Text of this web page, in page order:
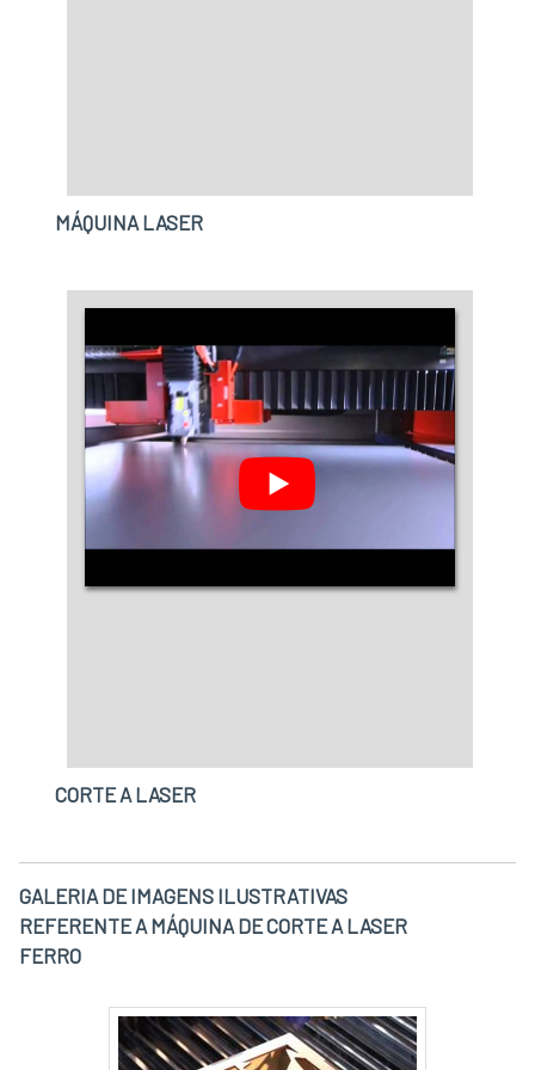
por contar com escritório de alta qualidade
associados e profissionais com vasta
experiência na área de atuação, comprova sua
essência de trazer o melhor para todos os
clientes.
MÁQUINA LASER
CORTE A LASER
GALERIA DE IMAGENS ILUSTRATIVAS
REFERENTE A MÁQUINA DE CORTE A LASER
FERRO